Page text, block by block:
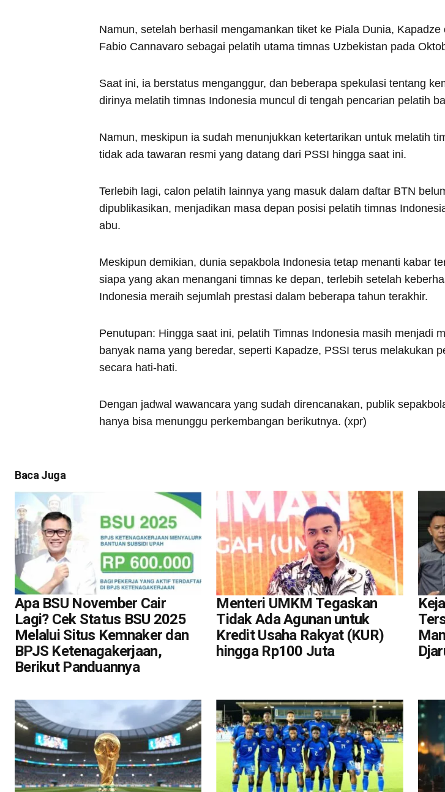
Namun, setelah berhasil mengamankan tiket ke Piala Dunia, Kapadze
Fabio Cannavaro sebagai pelatih utama timnas Uzbekistan pada
Saat ini, ia berstatus menganggur, dan beberapa spekulasi tentang
dirinya melatih timnas Indonesia muncul di tengah pencarian pelatih
Namun, meskipun ia sudah menunjukkan ketertarikan untuk melatih
tidak ada tawaran resmi yang datang dari PSSI hingga saat ini.
Terlebih lagi, calon pelatih lainnya yang masuk dalam daftar BTN
dipublikasikan, menjadikan masa depan posisi pelatih timnas
abu.
Meskipun demikian, dunia sepakbola Indonesia tetap menanti kabar
siapa yang akan menangani timnas ke depan, terlebih setelah
Indonesia meraih sejumlah prestasi dalam beberapa tahun terakhir.
Penutupan: Hingga saat ini, pelatih Timnas Indonesia masih menjadi
banyak nama yang beredar, seperti Kapadze, PSSI terus melakukan
secara hati-hati.
Dengan jadwal wawancara yang sudah direncanakan, publik
hanya bisa menunggu perkembangan berikutnya. (xpr)
Baca Juga
Apa BSU November Cair
Lagi? Cek Status BSU 2025
Melalui Situs Kemnaker dan
BPJS Ketenagakerjaan,
Berikut Panduannya
Menteri UMKM Tegaskan
Tidak Ada Agunan untuk
Kredit Usaha Rakyat (KUR)
hingga Rp100 Juta